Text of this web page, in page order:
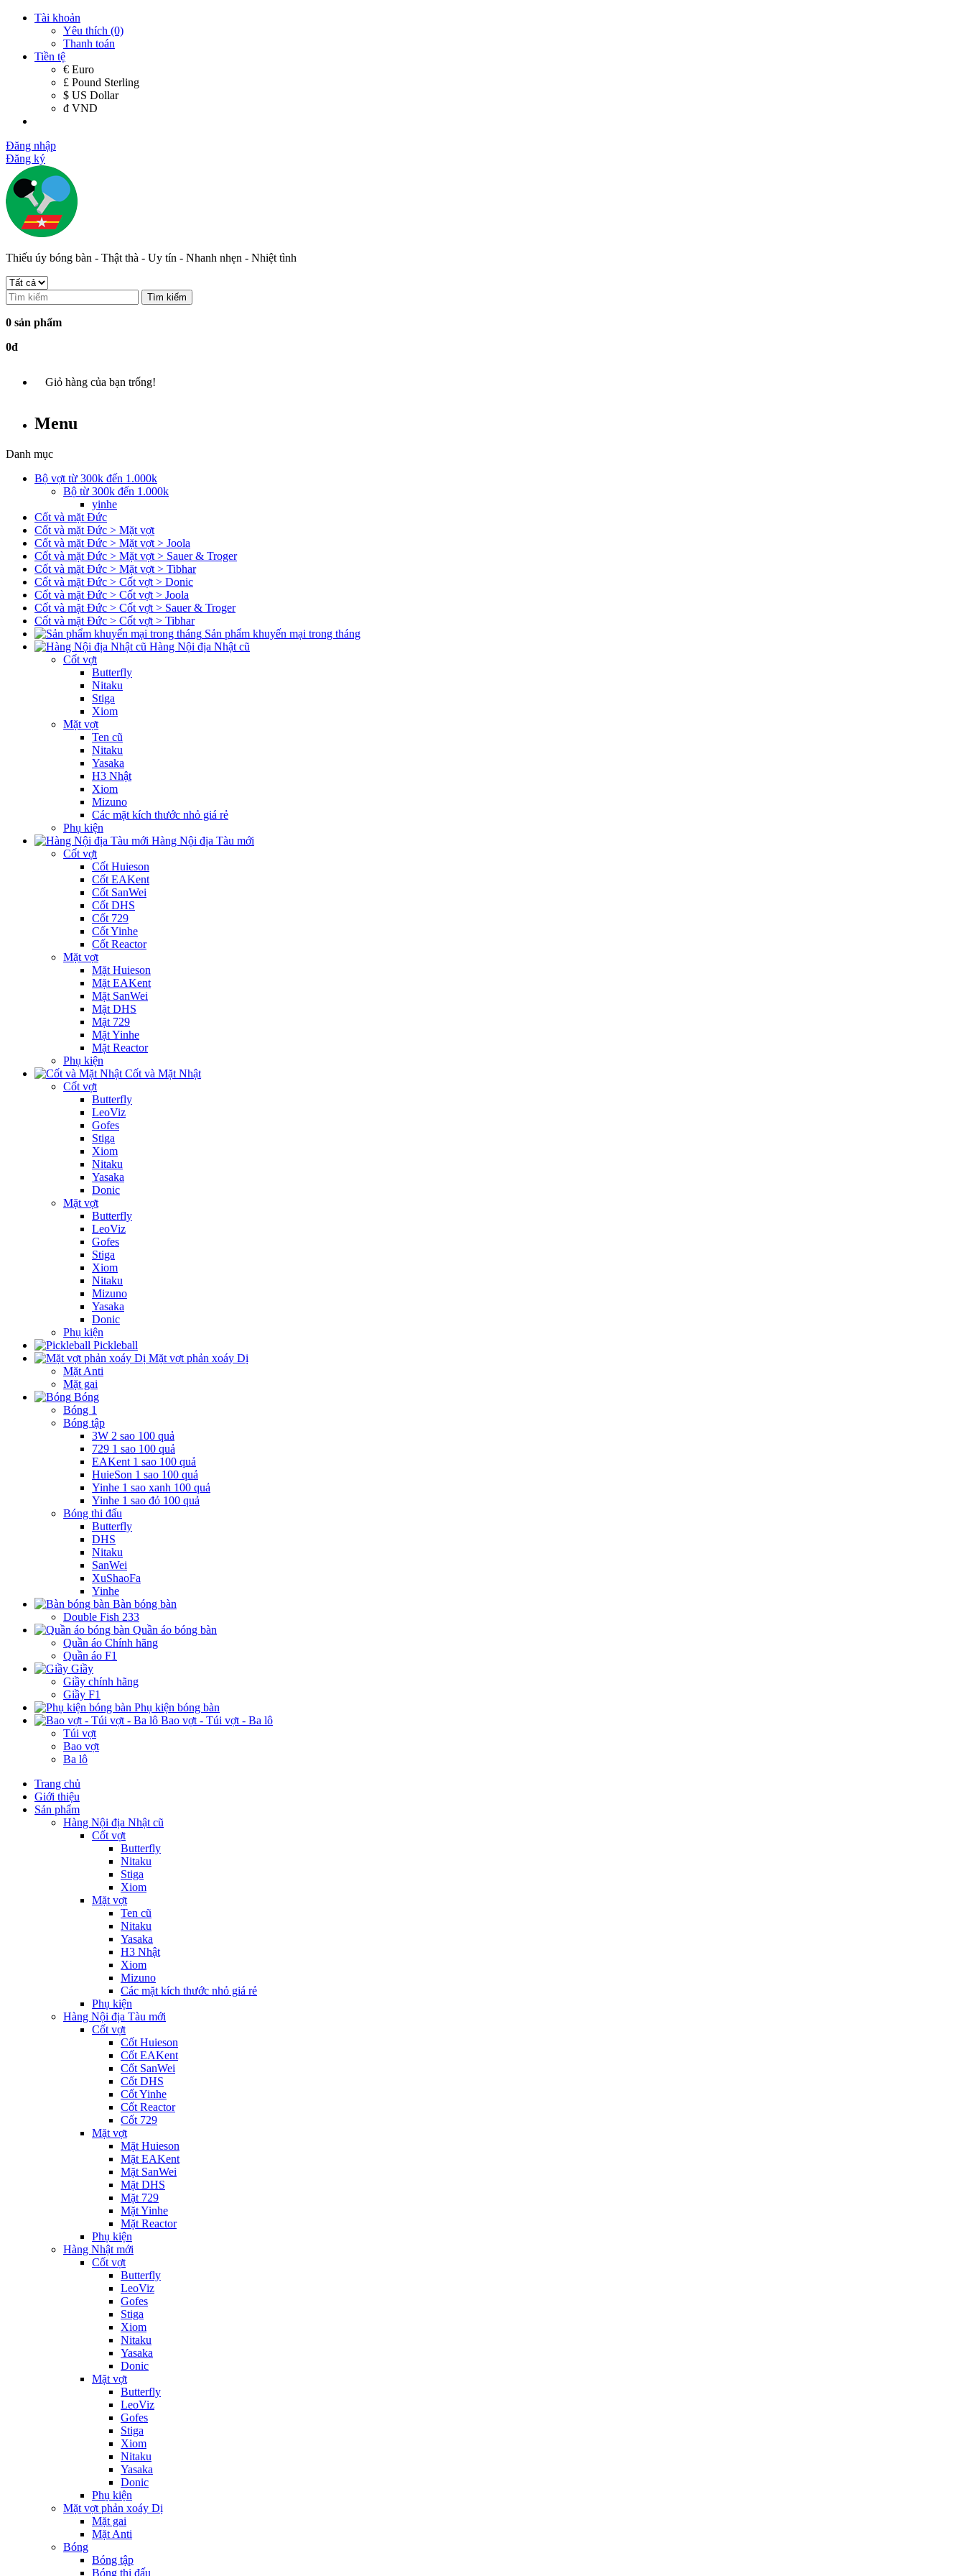
Tài khoản
Yêu thích (0)
Thanh toán
Tiền tệ
€ Euro
£ Pound Sterling
$ US Dollar
đ VND
Đăng nhập
Đăng ký
Thiếu úy bóng bàn - Thật thà - Uy tín - Nhanh nhẹn - Nhiệt tình
Tìm kiếm
0 sản phẩm
0đ
Giỏ hàng của bạn trống!
Menu
Danh mục
Bộ vợt từ 300k đến 1.000k
Bộ từ 300k đến 1.000k
yinhe
Cốt và mặt Đức
Cốt và mặt Đức > Mặt vợt
Cốt và mặt Đức > Mặt vợt > Joola
Cốt và mặt Đức > Mặt vợt > Sauer & Troger
Cốt và mặt Đức > Mặt vợt > Tibhar
Cốt và mặt Đức > Cốt vợt > Donic
Cốt và mặt Đức > Cốt vợt > Joola
Cốt và mặt Đức > Cốt vợt > Sauer & Troger
Cốt và mặt Đức > Cốt vợt > Tibhar
Sản phẩm khuyến mại trong tháng
Hàng Nội địa Nhật cũ
Cốt vợt
Butterfly
Nitaku
Stiga
Xiom
Mặt vợt
Ten cũ
Nitaku
Yasaka
H3 Nhật
Xiom
Mizuno
Các mặt kích thước nhỏ giá rẻ
Phụ kiện
Hàng Nội địa Tàu mới
Cốt vợt
Cốt Huieson
Cốt EAKent
Cốt SanWei
Cốt DHS
Cốt 729
Cốt Yinhe
Cốt Reactor
Mặt vợt
Mặt Huieson
Mặt EAKent
Mặt SanWei
Mặt DHS
Mặt 729
Mặt Yinhe
Mặt Reactor
Phụ kiện
Cốt và Mặt Nhật
Cốt vợt
Butterfly
LeoViz
Gofes
Stiga
Xiom
Nitaku
Yasaka
Donic
Mặt vợt
Butterfly
LeoViz
Gofes
Stiga
Xiom
Nitaku
Mizuno
Yasaka
Donic
Phụ kiện
Pickleball
Mặt vợt phản xoáy Dị
Mặt Anti
Mặt gai
Bóng
Bóng 1
Bóng tập
3W 2 sao 100 quả
729 1 sao 100 quả
EAKent 1 sao 100 quả
HuieSon 1 sao 100 quả
Yinhe 1 sao xanh 100 quả
Yinhe 1 sao đỏ 100 quả
Bóng thi đấu
Butterfly
DHS
Nitaku
SanWei
XuShaoFa
Yinhe
Bàn bóng bàn
Double Fish 233
Quần áo bóng bàn
Quần áo Chính hãng
Quần áo F1
Giầy
Giầy chính hãng
Giầy F1
Phụ kiện bóng bàn
Bao vợt - Túi vợt - Ba lô
Túi vợt
Bao vợt
Ba lô
Trang chủ
Giới thiệu
Sản phẩm
Hàng Nội địa Nhật cũ
Cốt vợt
Butterfly
Nitaku
Stiga
Xiom
Mặt vợt
Ten cũ
Nitaku
Yasaka
H3 Nhật
Xiom
Mizuno
Các mặt kích thước nhỏ giá rẻ
Phụ kiện
Hàng Nội địa Tàu mới
Cốt vợt
Cốt Huieson
Cốt EAKent
Cốt SanWei
Cốt DHS
Cốt Yinhe
Cốt Reactor
Cốt 729
Mặt vợt
Mặt Huieson
Mặt EAKent
Mặt SanWei
Mặt DHS
Mặt 729
Mặt Yinhe
Mặt Reactor
Phụ kiện
Hàng Nhật mới
Cốt vợt
Butterfly
LeoViz
Gofes
Stiga
Xiom
Nitaku
Yasaka
Donic
Mặt vợt
Butterfly
LeoViz
Gofes
Stiga
Xiom
Nitaku
Yasaka
Donic
Phụ kiện
Mặt vợt phản xoáy Dị
Mặt gai
Mặt Anti
Bóng
Bóng tập
Bóng thi đấu